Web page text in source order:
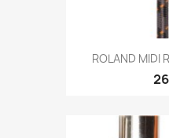
ROLAND MIDI